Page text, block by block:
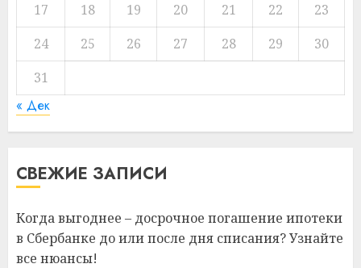
17
18 19 20 21 22
23
24
25 26 27 28 29
30
31
« Дек
СВЕЖИЕ ЗАПИСИ
Когда выгоднее – досрочное погашение ипотеки
в Сбербанке до или после дня списания? Узнайте
все нюансы!